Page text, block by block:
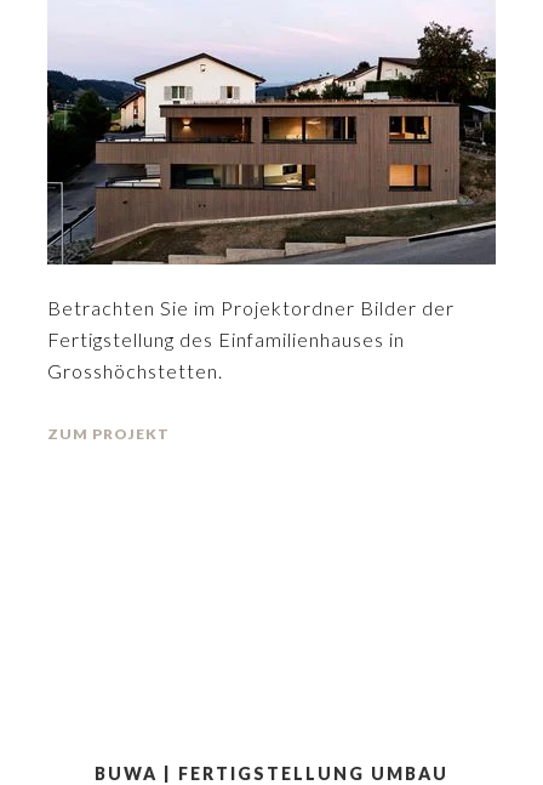
Betrachten Sie im Projektordner Bilder der
Fertigstellung des Einfamilienhauses in
Grosshöchstetten.
ZUM PROJEKT
BUWA | FERTIGSTELLUNG UMBAU